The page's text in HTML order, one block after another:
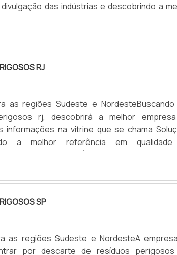
das indústrias e descobrindo a
mercado.Quando a questão é descarte
a equipe da Vitória Ambiental
RJ
as regiões Sudeste e
rj, descobrirá a melhor
informações na vitrine que se chama
a melhor referência em
DESCARTE DE RESÍDUOS PERIGOSOS
perigosos rj em uma empresa
Dispon...
SP
as regiões Sudeste e NordesteA
por descarte de resíduos